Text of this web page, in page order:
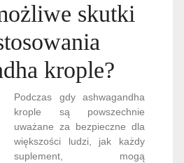
skutki
krople?
Podczas gdy ashwagandha
krople są powszechnie
uważane za bezpieczne dla
większości ludzi, jak każdy
suplement, mogą